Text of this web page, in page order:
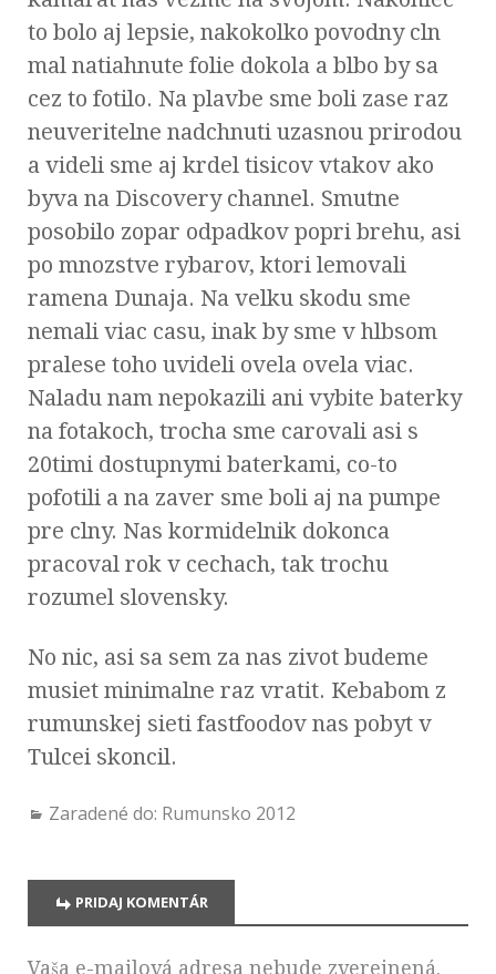
to bolo aj lepsie, nakokolko povodny cln
mal natiahnute folie dokola a blbo by sa
cez to fotilo. Na plavbe sme boli zase raz
neuveritelne nadchnuti uzasnou prirodou
a videli sme aj krdel tisicov vtakov ako
byva na Discovery channel. Smutne
posobilo zopar odpadkov popri brehu, asi
po mnozstve rybarov, ktori lemovali
ramena Dunaja. Na velku skodu sme
nemali viac casu, inak by sme v hlbsom
pralese toho uvideli ovela ovela viac.
Naladu nam nepokazili ani vybite baterky
na fotakoch, trocha sme carovali asi s
20timi dostupnymi baterkami, co-to
pofotili a na zaver sme boli aj na pumpe
pre clny. Nas kormidelnik dokonca
pracoval rok v cechach, tak trochu
rozumel slovensky.
No nic, asi sa sem za nas zivot budeme
musiet minimalne raz vratit. Kebabom z
rumunskej sieti fastfoodov nas pobyt v
Tulcei skoncil.
Zaradené do: Rumunsko 2012
PRIDAJ KOMENTÁR
Vaša e-mailová adresa nebude zverejnená.